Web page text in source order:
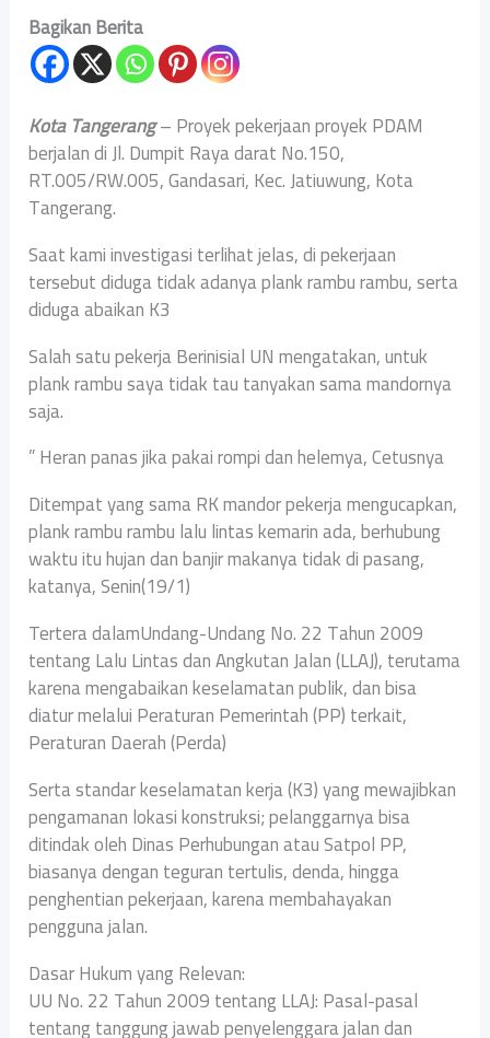
Bagikan Berita
Kota Tangerang– Proyek pekerjaan proyek PDAM
berjalan di Jl. Dumpit Raya darat No.150,
RT.005/RW.005, Gandasari, Kec. Jatiuwung, Kota
Tangerang.
Saat kami investigasi terlihat jelas, di pekerjaan
tersebut diduga tidak adanya plank rambu rambu, serta
diduga abaikan K3
Salah satu pekerja Berinisial UN mengatakan, untuk
plank rambu saya tidak tau tanyakan sama mandornya
saja.
” Heran panas jika pakai rompi dan helemya, Cetusnya
Ditempat yang sama RK mandor pekerja mengucapkan,
plank rambu rambu lalu lintas kemarin ada, berhubung
waktu itu hujan dan banjir makanya tidak di pasang,
katanya, Senin(19/1)
Tertera dalamUndang-Undang No. 22 Tahun 2009
tentang Lalu Lintas dan Angkutan Jalan (LLAJ), terutama
karena mengabaikan keselamatan publik, dan bisa
diatur melalui Peraturan Pemerintah (PP) terkait,
Peraturan Daerah (Perda)
Serta standar keselamatan kerja (K3) yang mewajibkan
pengamanan lokasi konstruksi; pelanggarnya bisa
ditindak oleh Dinas Perhubungan atau Satpol PP,
biasanya dengan teguran tertulis, denda, hingga
penghentian pekerjaan, karena membahayakan
pengguna jalan.
Dasar Hukum yang Relevan:
UU No. 22 Tahun 2009 tentang LLAJ: Pasal-pasal
tentang tanggung jawab penyelenggara jalan dan